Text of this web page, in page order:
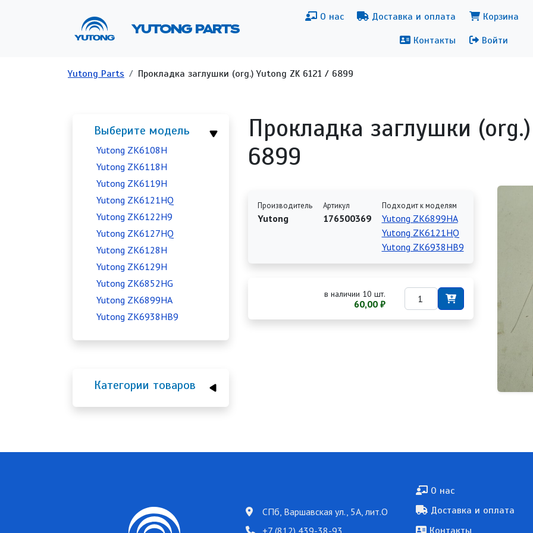
YUTONG PARTS
Основная навигация
О нас
Доставка и оплата
Контакты
Меню
Корзина
Войти
Строка навигации
Yutong Parts Прокладка заглушки (org.) Yutong ZK 6121 / 6899
Выберите модель
Yutong ZK6108H
Yutong ZK6118H
Yutong ZK6119H
Yutong ZK6121HQ
Yutong ZK6122H9
Yutong ZK6127HQ
Yutong ZK6128H
Yutong ZK6129H
Yutong ZK6852HG
Yutong ZK6899HA
Yutong ZK6938HB9
Категории товаров
Прокладка заглушки
6899
Производитель
Yutong
Артикул
176500369
Подходит к моделям
Yutong ZK6899HA
Yutong ZK6121HQ
Yutong ZK6938HB9
в наличии 10 шт.
60,00 ₽
СПб, Варшавская ул., 5А, лит.О
Подвал
О нас
Доставка и оплата